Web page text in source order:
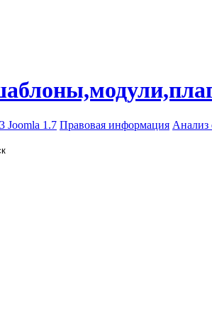
Joomla 1.7 Правовая информация Анализ